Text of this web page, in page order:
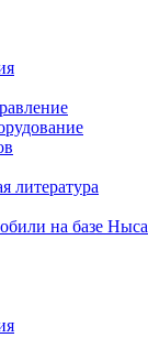
литература
на базе Ныса